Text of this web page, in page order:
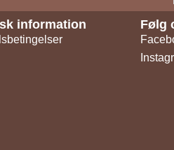
information Følg